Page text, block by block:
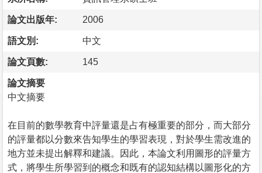
論文出版年: 2006
語文別: 中文
論文頁數: 145
論文摘要
中文摘要
在目前的數學教育中評量還是占有極重要的部分，而大部分
的評量都以分數來告知學生的學習表現，對於學生需改進的
地方並未提出解釋和建議。因此，本論文利用圖形的評量方
式，將學生所學習到的概念和既有的認知結構以圖形化的方